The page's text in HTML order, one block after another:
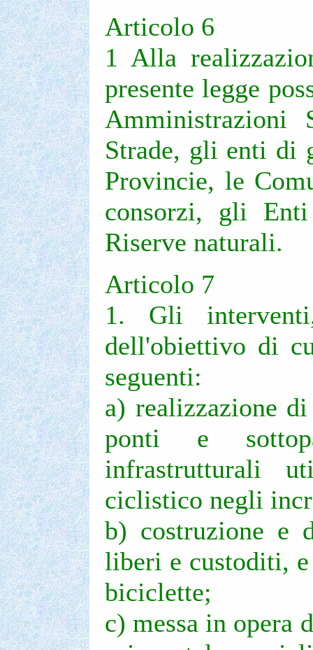
Articolo 6
1 Alla
presente legge
Amministrazioni
Strade, gli enti di
Provincie, le
consorzi, gli
Riserve naturali.
Articolo 7
1. Gli
dell'obiettivo di
seguenti:
a) realizzazione
ponti e
infrastrutturali
ciclistico negli
b) costruzione e
liberi e custoditi,
biciclette;
c) messa in opera